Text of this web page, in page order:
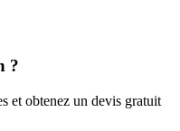
?
et obtenez un devis gratuit